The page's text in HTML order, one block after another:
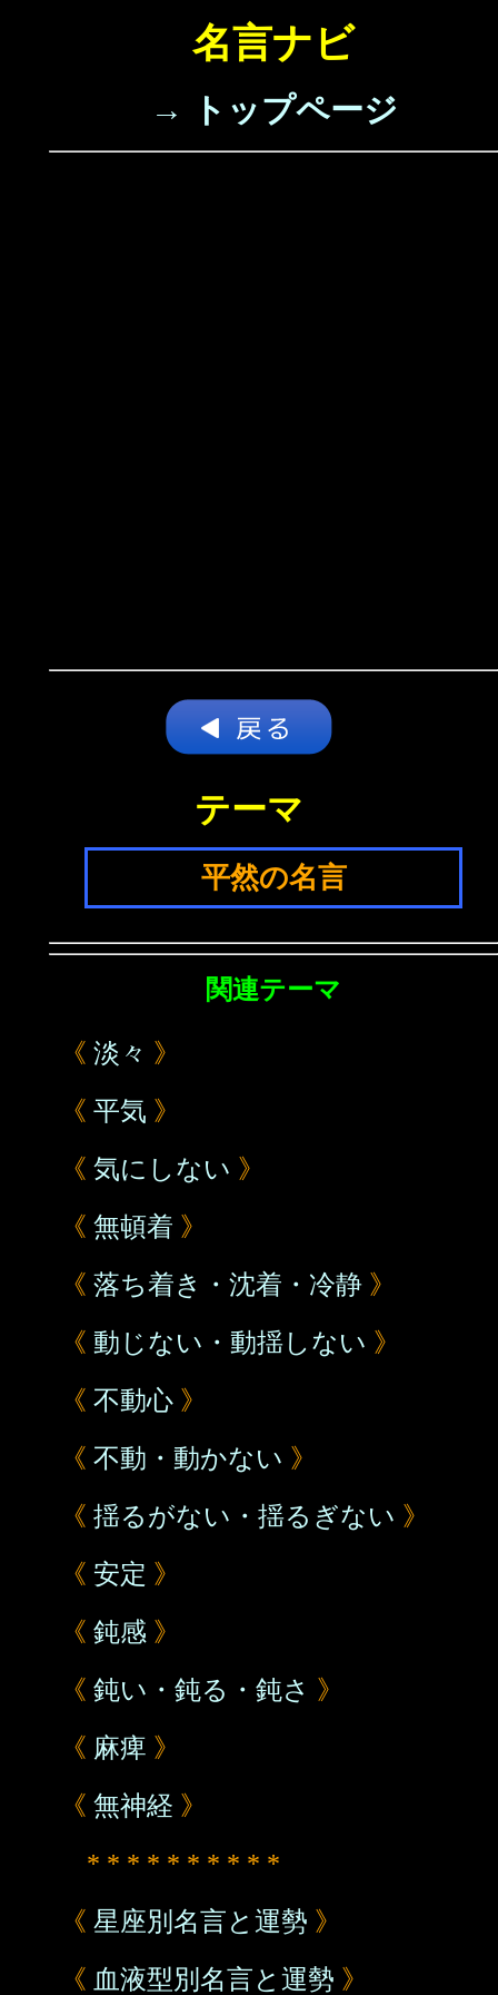
名言ナビ
→ トップページ
テーマ
平然の名言
関連テーマ
《 淡々 》
《 平気 》
《 気にしない 》
《 無頓着 》
《 落ち着き・沈着・冷静 》
《 動じない・動揺しない 》
《 不動心 》
《 不動・動かない 》
《 揺るがない・揺るぎない 》
《 安定 》
《 鈍感 》
《 鈍い・鈍る・鈍さ 》
《 麻痺 》
《 無神経 》
* * * * * * * * * *
《 星座別名言と運勢 》
《 血液型別名言と運勢 》